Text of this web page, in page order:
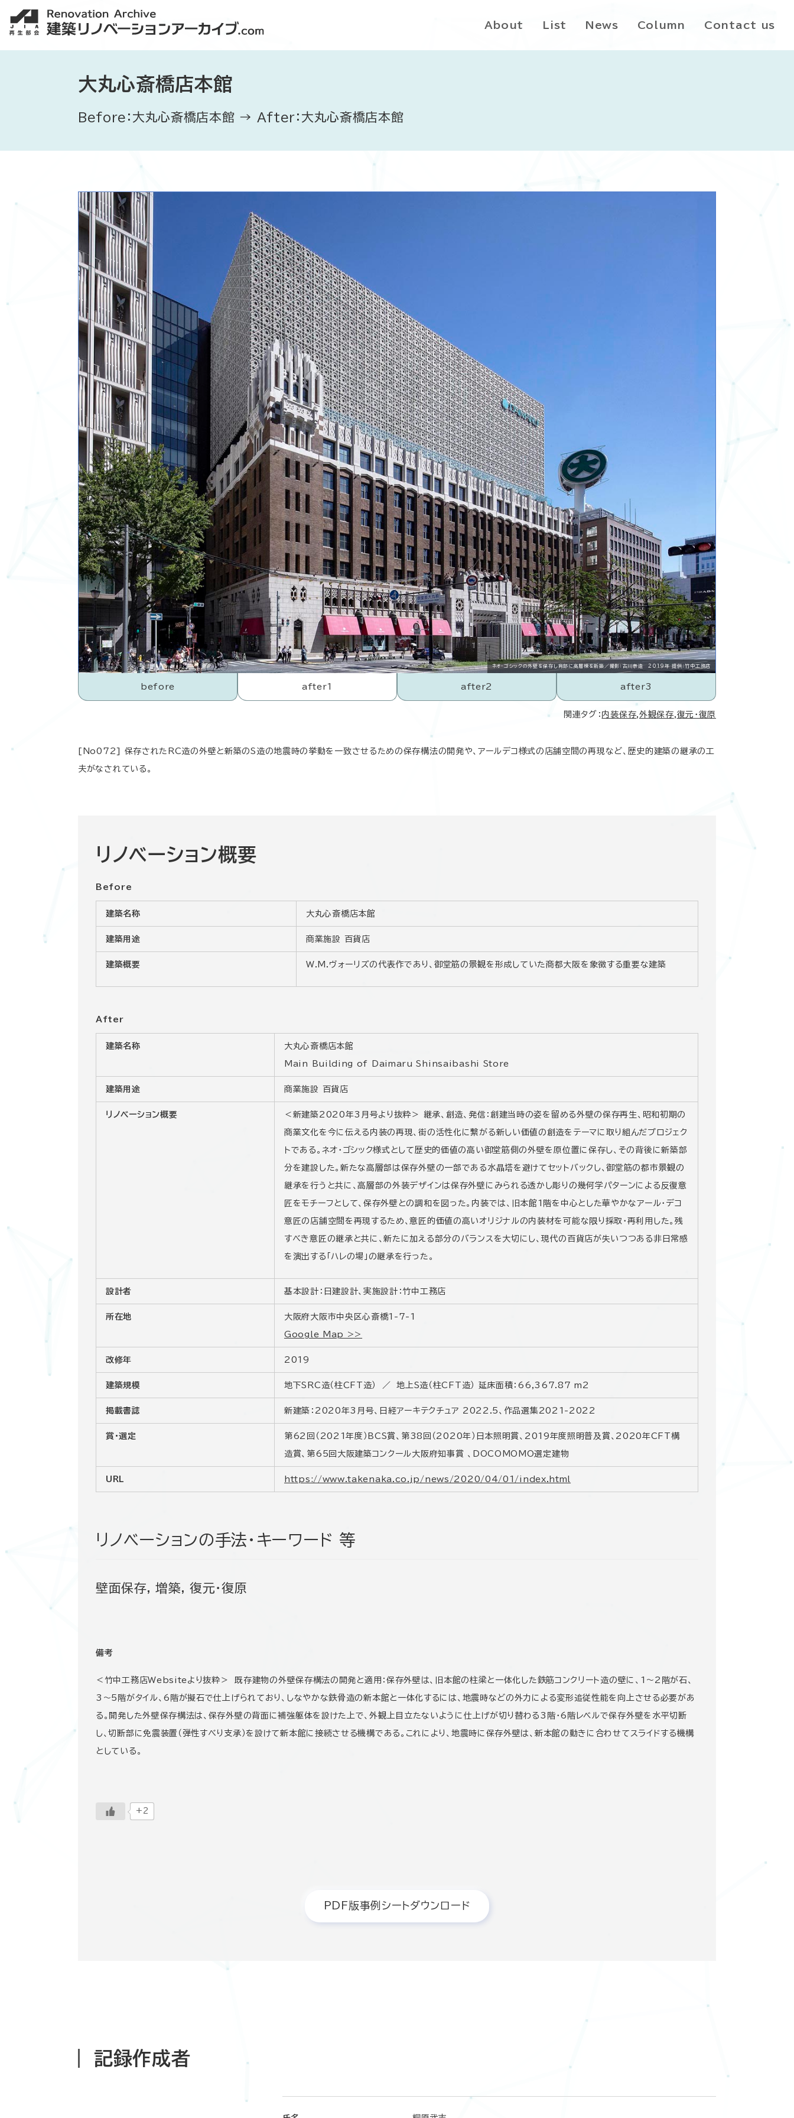
About List News Column Contact us
大丸心斎橋店本館
Before：大丸心斎橋店本館 → After：大丸心斎橋店本館
ネオ・ゴシックの外壁を保存し背部に高層棟を新築／撮影：古川泰造 2019年 提供：竹中工務店
before after1 after2 after3
関連タグ： 内装保存,外観保存,復元･復原
[No072] 保存されたRC造の外壁と新築のS造の地震時の挙動を一致させるための保存構法の開発や、アールデコ様式の店舗空間の再現など、歴史的建築の継承の工
夫がなされている。
リノベーション概要
Before
建築名称 大丸心斎橋店本館
建築用途 商業施設 百貨店
建築概要 W.M.ヴォーリズの代表作であり、御堂筋の景観を形成していた商都大阪を象徴する重要な建築
After
建築名称 大丸心斎橋店本館
Main Building of Daimaru Shinsaibashi Store
建築用途 商業施設 百貨店
リノベーション概要 ＜新建築2020年3月号より抜粋＞ 継承、創造、発信：創建当時の姿を留める外壁の保存再生、昭和初期の
商業文化を今に伝える内装の再現、街の活性化に繋がる新しい価値の創造をテーマに取り組んだプロジェク
トである。ネオ・ゴシック様式として歴史的価値の高い御堂筋側の外壁を原位置に保存し、その背後に新築部
分を建設した。新たな高層部は保存外壁の一部である水晶塔を避けてセットバックし、御堂筋の都市景観の
継承を行うと共に、高層部の外装デザインは保存外壁にみられる透かし彫りの幾何学パターンによる反復意
匠をモチーフとして、保存外壁との調和を図った。内装では、旧本館1階を中心とした華やかなアール・デコ
意匠の店舗空間を再現するため、意匠的価値の高いオリジナルの内装材を可能な限り採取・再利用した。残
すべき意匠の継承と共に、新たに加える部分のバランスを大切にし、現代の百貨店が失いつつある非日常感
を演出する「ハレの場」の継承を行った。
設計者 基本設計：日建設計、実施設計：竹中工務店
所在地 大阪府大阪市中央区心斎橋1-7-1
Google Map >>
改修年 2019
建築規模 地下SRC造（柱CFT造） ／ 地上S造（柱CFT造） 延床面積：66,367.87 m2
掲載書誌 新建築：2020年3月号、日経アーキテクチュア 2022.5、作品選集2021-2022
賞・選定 第62回（2021年度）BCS賞、第38回（2020年）日本照明賞、2019年度照明普及賞、2020年CFT構
造賞、第65回大阪建築コンクール大阪府知事賞 、DOCOMOMO選定建物
URL https://www.takenaka.co.jp/news/2020/04/01/index.html
リノベーションの手法・キーワード 等
壁面保存, 増築, 復元･復原
備考
＜竹中工務店Websiteより抜粋＞ 既存建物の外壁保存構法の開発と適用：保存外壁は、旧本館の柱梁と一体化した鉄筋コンクリート造の壁に、1～2階が石、
3～5階がタイル、6階が擬石で仕上げられており、しなやかな鉄骨造の新本館と一体化するには、地震時などの外力による変形追従性能を向上させる必要があ
る。開発した外壁保存構法は、保存外壁の背面に補強躯体を設けた上で、外観上目立たないように仕上げが切り替わる3階・6階レベルで保存外壁を水平切断
し、切断部に免震装置（弾性すべり支承）を設けて新本館に接続させる機構である。これにより、地震時に保存外壁は、新本館の動きに合わせてスライドする機構
としている。
+2
PDF版事例シートダウンロード
記録作成者